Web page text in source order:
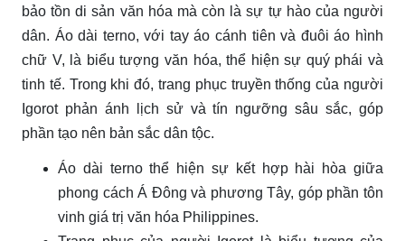
bảo tồn di sản văn hóa mà còn là sự tự hào của người
dân. Áo dài terno, với tay áo cánh tiên và đuôi áo hình
chữ V, là biểu tượng văn hóa, thể hiện sự quý phái và
tinh tế. Trong khi đó, trang phục truyền thống của người
Igorot phản ánh lịch sử và tín ngưỡng sâu sắc, góp
phần tạo nên bản sắc dân tộc.
Áo dài terno thể hiện sự kết hợp hài hòa giữa
phong cách Á Đông và phương Tây, góp phần tôn
vinh giá trị văn hóa Philippines.